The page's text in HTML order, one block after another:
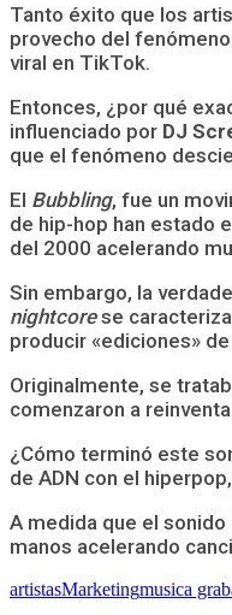
Tanto éxito que los
provecho del
viral en TikTok.
Entonces, ¿por qué
influenciado por DJ
que el fenómeno
El Bubbling, fue un
de hip-hop han estado
del 2000 acelerando
Sin embargo, la
nightcorese
producir «ediciones» de
Originalmente, se
comenzaron a
¿Cómo terminó este
de ADN con el
A medida que el
manos acelerando
artistasMarketingmusica